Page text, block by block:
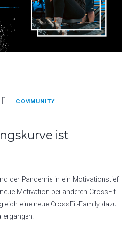
COMMUNITY
ist
der Pandemie in ein Motivationstief
Motivation bei anderen CrossFit-
eine neue CrossFit-Family dazu.
ergangen.